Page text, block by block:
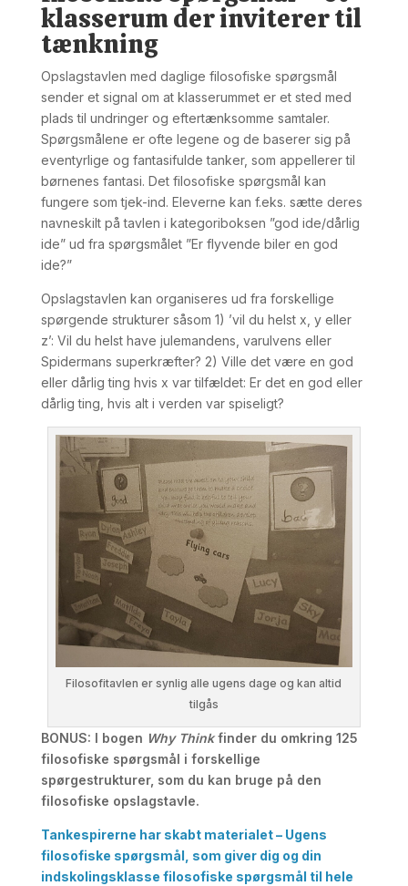
klasserum der inviterer til
tænkning
Opslagstavlen med daglige filosofiske spørgsmål
sender et signal om at klasserummet er et sted med
plads til undringer og eftertænksomme samtaler.
Spørgsmålene er ofte legene og de baserer sig på
eventyrlige og fantasifulde tanker, som appellerer til
børnenes fantasi. Det filosofiske spørgsmål kan
fungere som tjek-ind. Eleverne kan f.eks. sætte deres
navneskilt på tavlen i kategoriboksen ”god ide/dårlig
ide” ud fra spørgsmålet ”Er flyvende biler en god
ide?”
Opslagstavlen kan organiseres ud fra forskellige
spørgende strukturer såsom 1) ’vil du helst x, y eller
z’: Vil du helst have julemandens, varulvens eller
Spidermans superkræfter? 2) Ville det være en god
eller dårlig ting hvis x var tilfældet: Er det en god eller
dårlig ting, hvis alt i verden var spiseligt?
Filosofitavlen er synlig alle ugens dage og kan altid
tilgås
BONUS: I bogen Why Thinkfinder du omkring 125
filosofiske spørgsmål i forskellige
spørgestrukturer, som du kan bruge på den
filosofiske opslagstavle.
Tankespirerne har skabt materialet – Ugens
filosofiske spørgsmål, som giver dig og din
indskolingsklasse filosofiske spørgsmål til hele